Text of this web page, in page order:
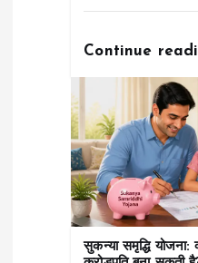
Continue
सुकन्या समृद्धि